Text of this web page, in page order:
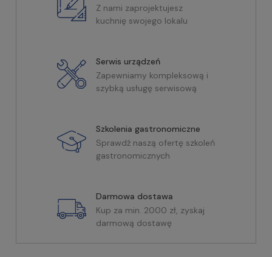
Z nami zaprojektujesz
kuchnię swojego lokalu
Serwis urządzeń
Zapewniamy kompleksową i
szybką usługę serwisową
Szkolenia gastronomiczne
Sprawdź naszą ofertę szkoleń
gastronomicznych
Darmowa dostawa
Kup za min. 2000 zł, zyskaj
darmową dostawę